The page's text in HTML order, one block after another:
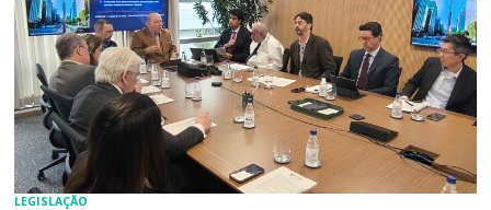
LEGISLAÇÃO